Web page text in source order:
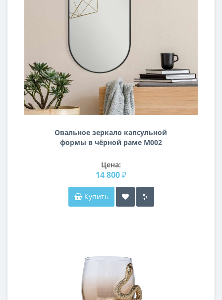
Овальное зеркало капсульной
формы в чёрной раме M002
Цена:
14 800 ₽
Купить